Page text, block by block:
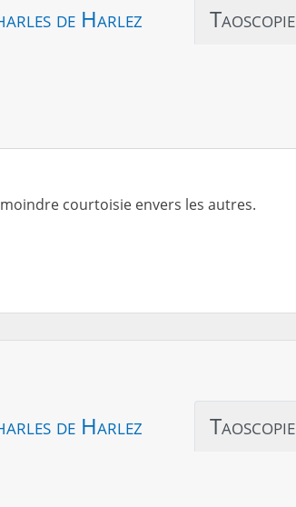
de Harlez Taoscopie
courtoisie envers les autres.
de Harlez Taoscopie